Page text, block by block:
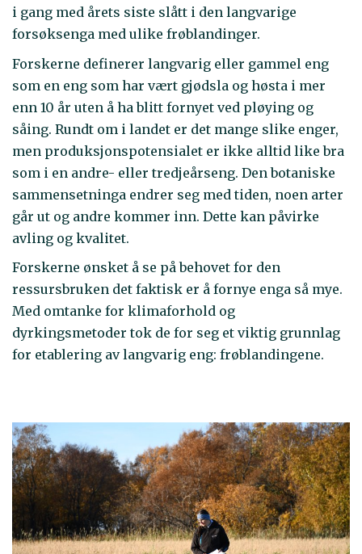
i gang med årets siste slått i den langvarige
forsøksenga med ulike frøblandinger.
Forskerne definerer langvarig eller gammel eng
som en eng som har vært gjødsla og høsta i mer
enn 10 år uten å ha blitt fornyet ved pløying og
såing. Rundt om i landet er det mange slike enger,
men produksjonspotensialet er ikke alltid like bra
som i en andre- eller tredjeårseng. Den botaniske
sammensetninga endrer seg med tiden, noen arter
går ut og andre kommer inn. Dette kan påvirke
avling og kvalitet.
Forskerne ønsket å se på behovet for den
ressursbruken det faktisk er å fornye enga så mye.
Med omtanke for klimaforhold og
dyrkingsmetoder tok de for seg et viktig grunnlag
for etablering av langvarig eng: frøblandingene.